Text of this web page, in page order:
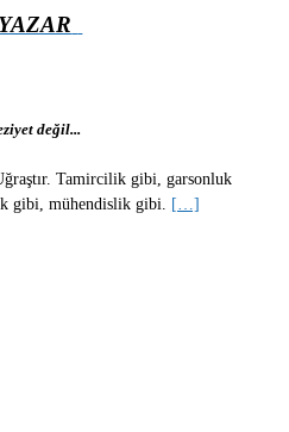
değil...
Tamircilik gibi, garsonluk
gibi, mühendislik gibi.
[…]